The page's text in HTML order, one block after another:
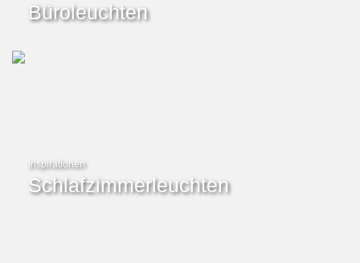
Büroleuchten
Inspirationen
Schlafzimmerleuchten